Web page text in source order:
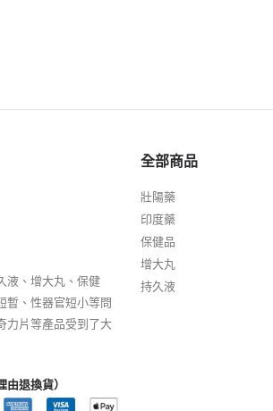
液、增大丸、保健
暫、性器官短小等問
力片等產品受到了大
退換貨）
全部商品
壯陽藥
印度藥
保健品
增大丸
持久液